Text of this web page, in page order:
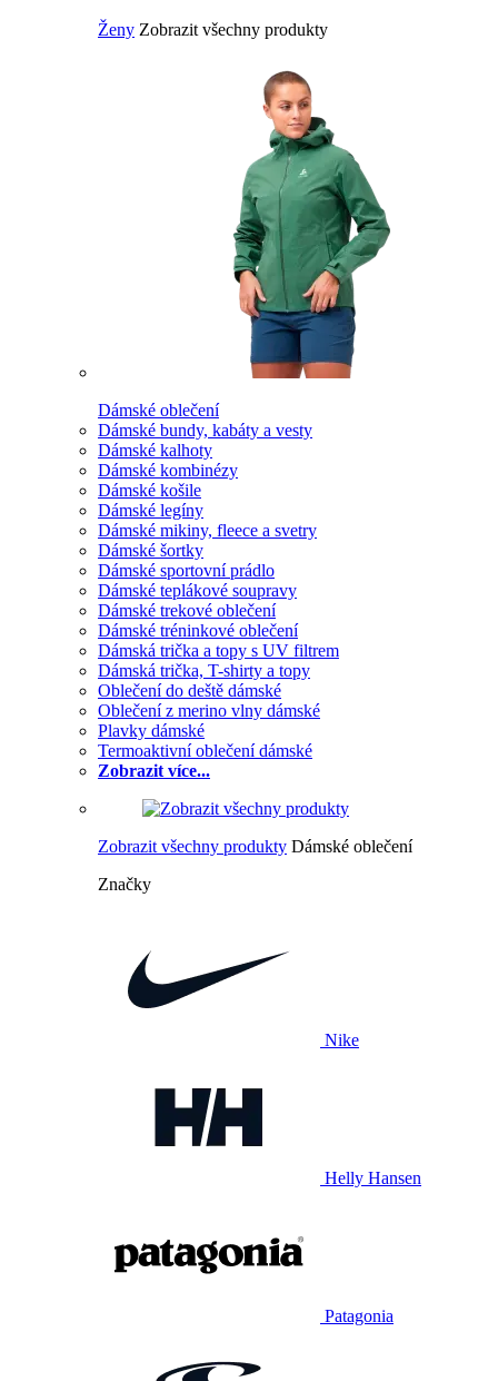
Ženy Zobrazit všechny produkty
Dámské oblečení
Dámské bundy, kabáty a vesty
Dámské kalhoty
Dámské kombinézy
Dámské košile
Dámské legíny
Dámské mikiny, fleece a svetry
Dámské šortky
Dámské sportovní prádlo
Dámské teplákové soupravy
Dámské trekové oblečení
Dámské tréninkové oblečení
Dámská trička a topy s UV filtrem
Dámská trička, T-shirty a topy
Oblečení do deště dámské
Oblečení z merino vlny dámské
Plavky dámské
Termoaktivní oblečení dámské
Zobrazit více...
Zobrazit všechny produkty Dámské oblečení
Značky
Nike
Helly Hansen
Patagonia